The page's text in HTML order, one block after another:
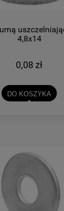
4,8x14
0,08 zł
DO KOSZYKA